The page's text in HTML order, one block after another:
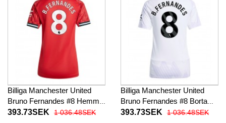
Billiga Manchester United
Bruno Fernandes #8 Hemma
fotbollskläder Dam 2025-26
393.73SEK 1 036.48SEK
Billiga Manchester United
Bruno Fernandes #8 Borta
fotbollskläder Dam 2025-26
393.73SEK 1 036.48SEK